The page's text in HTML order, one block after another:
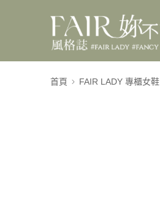
首頁 FAIR LADY 專櫃女鞋